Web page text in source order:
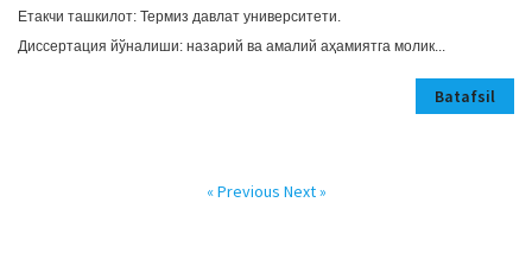
Етакчи ташкилот: Термиз давлат университети.
Диссертация йўналиши: назарий ва амалий аҳамиятга молик...
Batafsil
« Previous Next »